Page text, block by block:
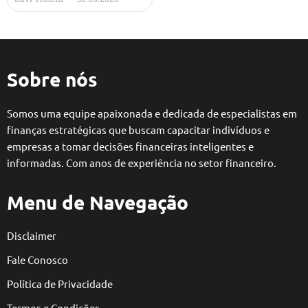
Sobre nós
Somos uma equipe apaixonada e dedicada de especialistas em
finanças estratégicas que buscam capacitar indivíduos e
empresas a tomar decisões financeiras inteligentes e
informadas. Com anos de experiência no setor financeiro.
Menu de Navegação
Disclaimer
Fale Conosco
Política de Privacidade